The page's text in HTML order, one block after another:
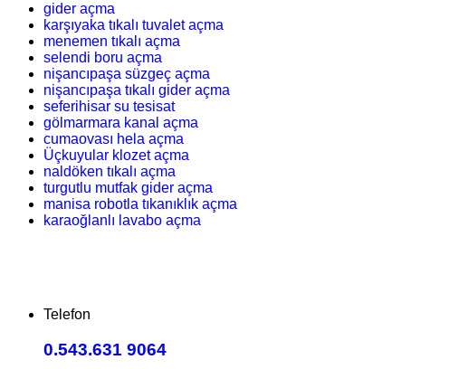
gider açma
karşıyaka tıkalı tuvalet açma
menemen tıkalı açma
selendi boru açma
nişancıpaşa süzgeç açma
nişancıpaşa tıkalı gider açma
seferihisar su tesisat
gölmarmara kanal açma
cumaovası hela açma
Üçkuyular klozet açma
naldöken tıkalı açma
turgutlu mutfak gider açma
manisa robotla tıkanıklık açma
karaoğlanlı lavabo açma
Telefon
0.543.631 9064